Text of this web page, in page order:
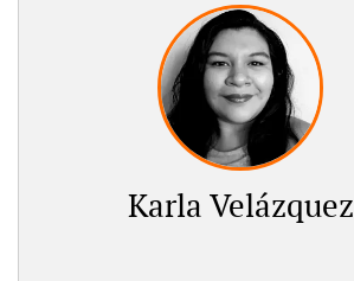
Karla Velázquez